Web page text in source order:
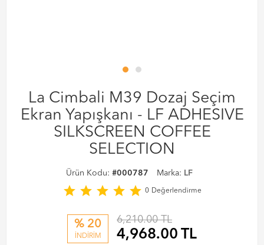
La Cimbali M39 Dozaj Seçim
Ekran Yapışkanı - LF ADHESIVE
SILKSCREEN COFFEE
SELECTION
Ürün Kodu: #000787 Marka: LF
star star star star star 0 Değerlendirme
% 20
İNDİRİM
6,210.00 TL
4,968.00 TL